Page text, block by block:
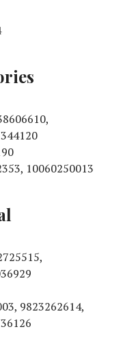
10060250013
9823262614,